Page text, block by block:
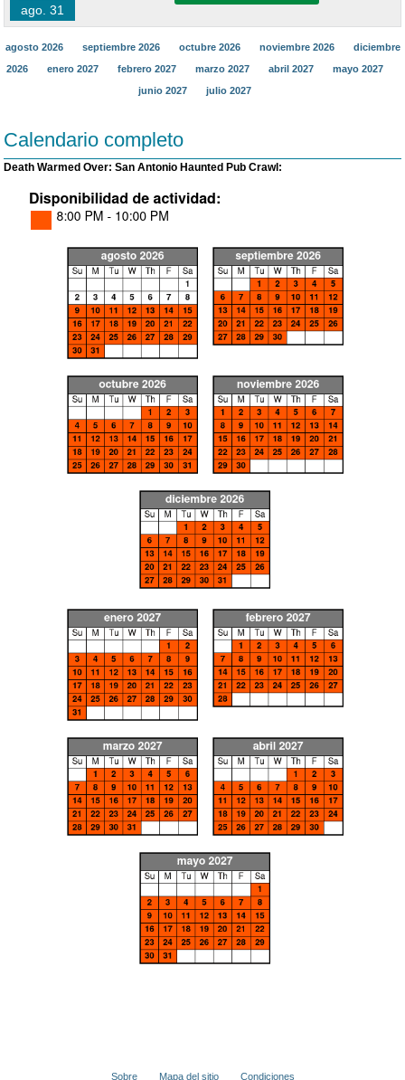
ago. 31
agosto 2026 septiembre 2026 octubre 2026 noviembre 2026
diciembre
2026
enero 2027 febrero 2027 marzo 2027 abril 2027
mayo 2027
junio 2027
julio 2027
Calendario completo
Death Warmed Over: San Antonio Haunted Pub Crawl:
Sobre Mapa del sitio Condiciones